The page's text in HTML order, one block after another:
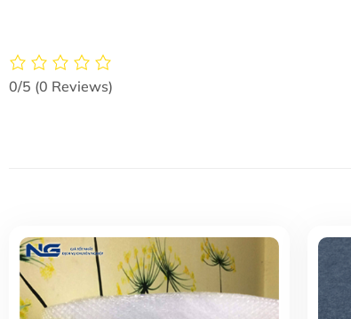
0/5 (0 Reviews)